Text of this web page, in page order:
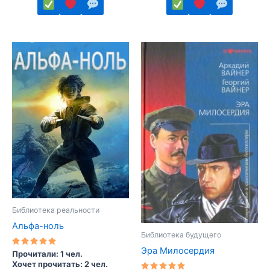
товар
имеет
несколько
вариаций.
Опции
можно
выбрать
на
странице
товара.
товар
имеет
несколько
Опции
можно
выбрать
на
странице
товара.
Библиотека реальности
Альфа-ноль
Оценка
5.00
из 5
Прочитали: 1 чел.
Хочет прочитать: 2 чел.
Библиотека будущего
Эра Милосердия